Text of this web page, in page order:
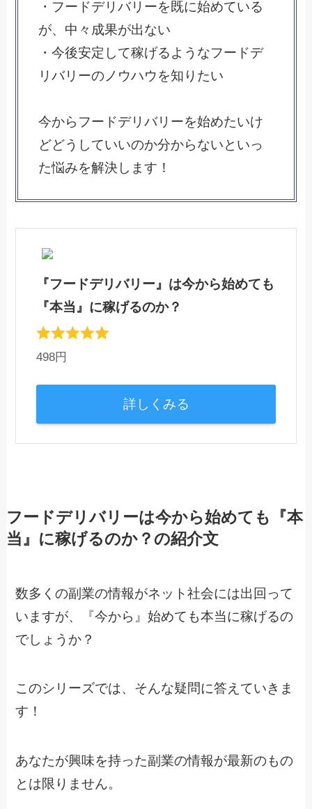
・フードデリバリーを既に始めている
が、中々成果が出ない
・今後安定して稼げるようなフードデ
リバリーのノウハウを知りたい
今からフードデリバリーを始めたいけ
どどうしていいのか分からないといっ
た悩みを解決します！
『フードデリバリー』は今から始めても
『本当』に稼げるのか？
498円
詳しくみる
フードデリバリーは今から始めても『本
当』に稼げるのか？の紹介文
数多くの副業の情報がネット社会には出回って
いますが、『今から』始めても本当に稼げるの
でしょうか？
このシリーズでは、そんな疑問に答えていきま
す！
あなたが興味を持った副業の情報が最新のもの
とは限りません。